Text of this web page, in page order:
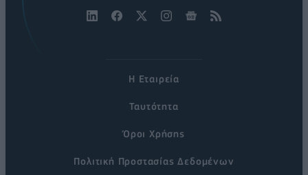
Η Εταιρεία
Ταυτότητα
Όροι Χρήσης
Πολιτική Προστασίας Δεδομένων